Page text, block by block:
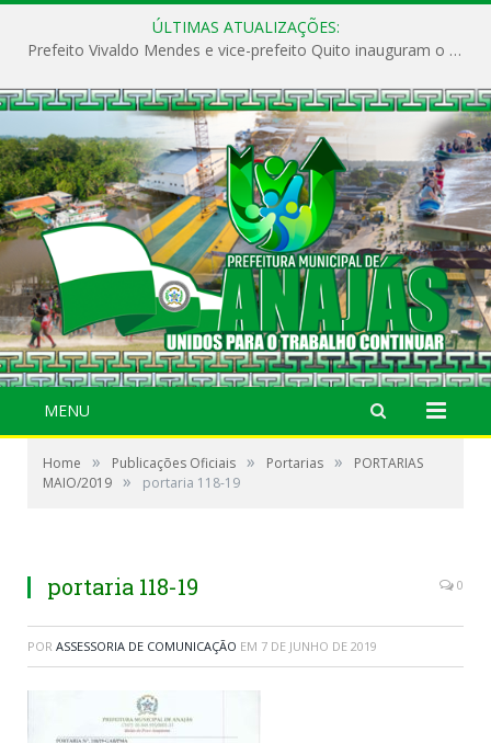
ÚLTIMAS ATUALIZAÇÕES:
Prefeito Vivaldo Mendes e vice-prefeito Quito inauguram o CAPS e fortalecem a saúde pública em Anajás.
MENU
Home » Publicações Oficiais » Portarias »
PORTARIAS
MAIO/2019 » portaria 118-19
portaria 118-19 0
POR ASSESSORIA DE COMUNICAÇÃO EM 7 DE JUNHO DE 2019